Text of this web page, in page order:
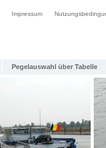
Impressum
Pegelauswahl über Tabelle